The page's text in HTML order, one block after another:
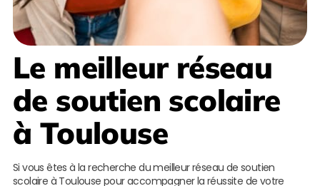
Le meilleur réseau
de soutien scolaire
à Toulouse
Si vous êtes à la recherche du meilleur réseau de soutien
scolaire à Toulouse pour accompagner la réussite de votre